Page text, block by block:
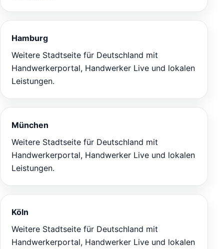
Hamburg
Weitere Stadtseite für Deutschland mit
Handwerkerportal, Handwerker Live und lokalen
Leistungen.
München
Weitere Stadtseite für Deutschland mit
Handwerkerportal, Handwerker Live und lokalen
Leistungen.
Köln
Weitere Stadtseite für Deutschland mit
Handwerkerportal, Handwerker Live und lokalen